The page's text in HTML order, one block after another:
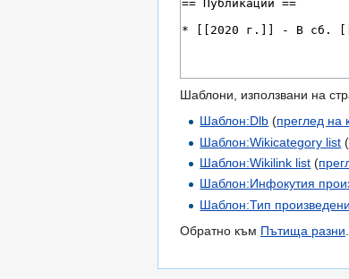
Шаблони, използвани на
Шаблон:Dlb (преглед на
Шаблон:Wikicategory list (
Шаблон:Wikilink list (
Шаблон:Инфокутия
Шаблон:Тип
Обратно към Пътища разни